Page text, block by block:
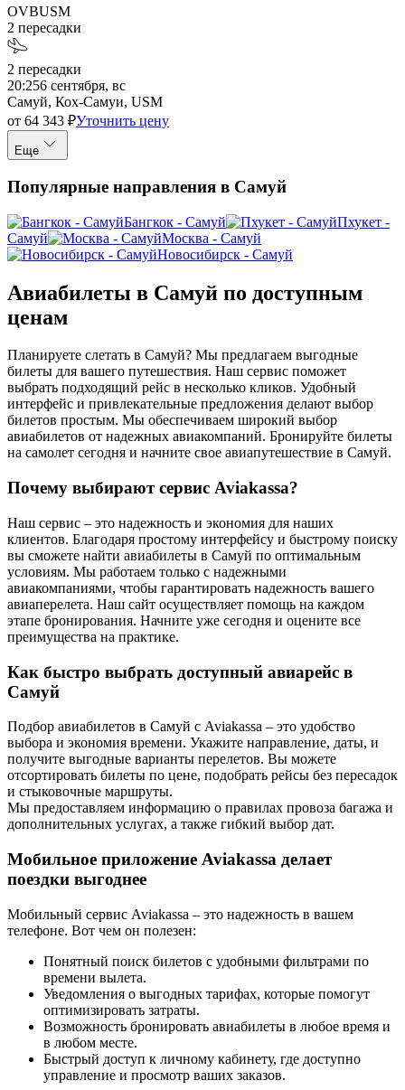
OVBUSM
2 пересадки
2 пересадки
20:256 сентября, вс
Самуй, Кох-Самуи, USM
от 64 343 ₽Уточнить цену
Еще
Популярные направления в Самуй
Бангкок - Самуй
Пхукет -
Самуй
Москва - Самуй
Новосибирск - Самуй
Авиабилеты в Самуй по доступным
ценам
Планируете слетать в Самуй? Мы предлагаем выгодные
билеты для вашего путешествия. Наш сервис поможет
выбрать подходящий рейс в несколько кликов. Удобный
интерфейс и привлекательные предложения делают выбор
билетов простым. Мы обеспечиваем широкий выбор
авиабилетов от надежных авиакомпаний. Бронируйте билеты
на самолет сегодня и начните свое авиапутешествие в Самуй.
Почему выбирают сервис Aviakassa?
Наш сервис – это надежность и экономия для наших
клиентов. Благодаря простому интерфейсу и быстрому поиску
вы сможете найти авиабилеты в Самуй по оптимальным
условиям. Мы работаем только с надежными
авиакомпаниями, чтобы гарантировать надежность вашего
авиаперелета. Наш сайт осуществляет помощь на каждом
этапе бронирования. Начните уже сегодня и оцените все
преимущества на практике.
Как быстро выбрать доступный авиарейс в
Самуй
Подбор авиабилетов в Самуй с Aviakassa – это удобство
выбора и экономия времени. Укажите направление, даты, и
получите выгодные варианты перелетов. Вы можете
отсортировать билеты по цене, подобрать рейсы без пересадок
и стыковочные маршруты.
Мы предоставляем информацию о правилах провоза багажа и
дополнительных услугах, а также гибкий выбор дат.
Мобильное приложение Aviakassa делает
поездки выгоднее
Мобильный сервис Aviakassa – это надежность в вашем
телефоне. Вот чем он полезен:
Понятный поиск билетов с удобными фильтрами по
времени вылета.
Уведомления о выгодных тарифах, которые помогут
оптимизировать затраты.
Возможность бронировать авиабилеты в любое время и
в любом месте.
Быстрый доступ к личному кабинету, где доступно
управление и просмотр ваших заказов.